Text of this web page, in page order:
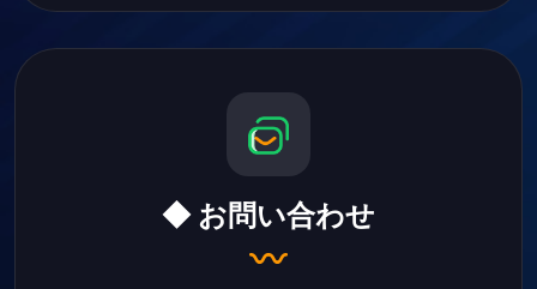
◆ お問い合わせ